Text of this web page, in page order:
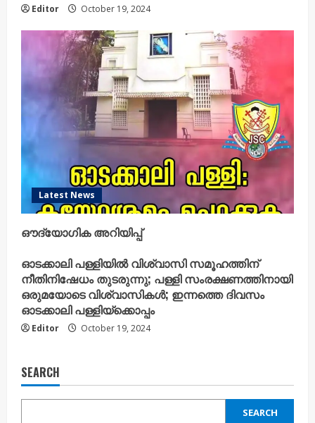
Editor October 19, 2024
Latest News
ഔദ്യോഗിക അറിയിപ്പ്
ഓടക്കാലി പള്ളിയിൽ വിശ്വാസി സമൂഹത്തിന്
നീതിനിഷേധം തുടരുന്നു; പള്ളി സംരക്ഷണത്തിനായി
ഒരുമയോടെ വിശ്വാസികൾ; ഇന്നത്തെ ദിവസം
ഓടക്കാലി പള്ളിയ്ക്കൊപ്പം
Editor October 19, 2024
SEARCH
SEARCH